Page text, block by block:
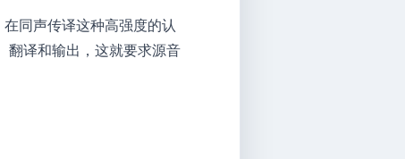
同声传译这种高强度的认
翻译和输出，这就要求源音